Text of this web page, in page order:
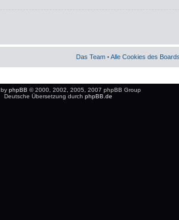
Das Team •Alle Cookies des
phpBB © 2000, 2002, 2005, 2007 phpBB Group
Deutsche Übersetzung durch phpBB.de